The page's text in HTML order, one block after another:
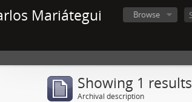
Mariátegui Browse
Showing 1 results
Archival description